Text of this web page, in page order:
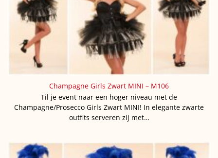
Champagne Girls Zwart MINI – M106
Til je event naar een hoger niveau met de
Champagne/Prosecco Girls Zwart MINI! In elegante zwarte
outfits serveren zij met…